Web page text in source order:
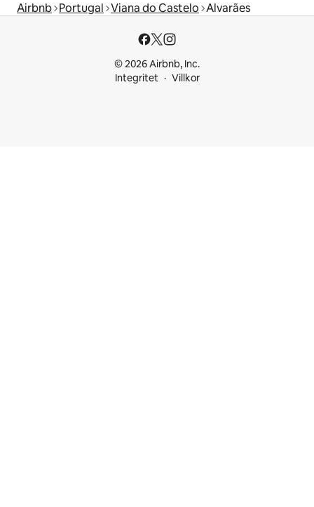
Airbnb Portugal Viana do Castelo Alvarães
© 2026 Airbnb, Inc.
Integritet
Villkor